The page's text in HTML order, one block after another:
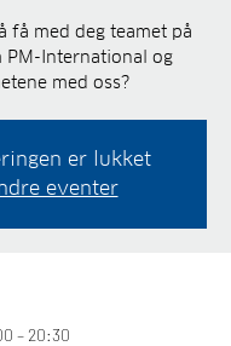
få med deg teamet på
PM-International og
med oss?
er lukket
eventer
– 20:30